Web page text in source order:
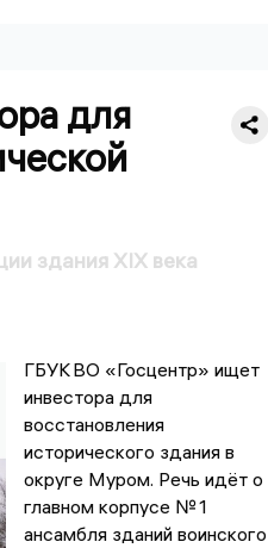
для
здания XIX века
ГБУК ВО «Госцентр» ищет
инвестора для
восстановления
исторического здания в
округе Муром. Речь идёт о
главном корпусе № 1
ансамбля зданий воинского